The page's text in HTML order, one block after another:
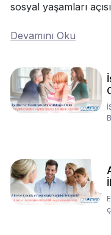
sosyal yaşamları
Devamını Oku